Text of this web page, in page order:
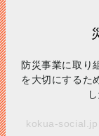
防災事業に取り
を大切にするた
kokua-social.jp